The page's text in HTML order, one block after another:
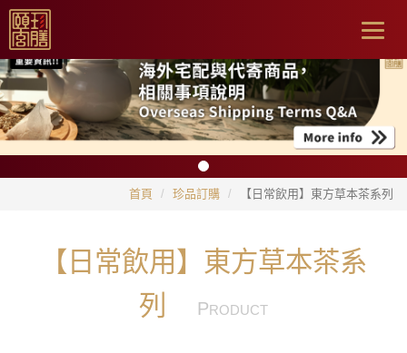
首頁 珍品訂購 【日常飲用】東方草本茶系列
【日常飲用】東方草本茶系
列
PRODUCT